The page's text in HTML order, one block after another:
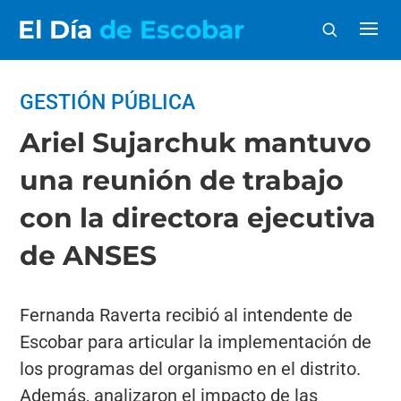
El Día de Escobar
GESTIÓN PÚBLICA
Ariel Sujarchuk mantuvo
una reunión de trabajo
con la directora ejecutiva
de ANSES
Fernanda Raverta recibió al intendente de
Escobar para articular la implementación de
los programas del organismo en el distrito.
Además, analizaron el impacto de las